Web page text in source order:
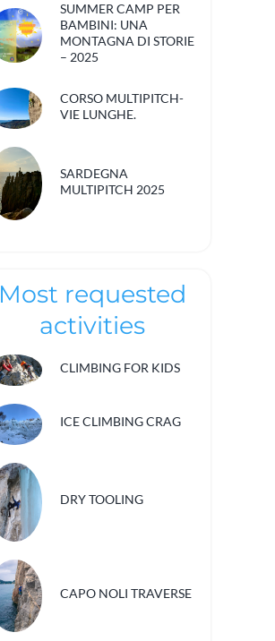
SUMMER CAMP PER
BAMBINI: UNA
MONTAGNA DI STORIE
– 2025
CORSO MULTIPITCH-
VIE LUNGHE.
SARDEGNA
MULTIPITCH 2025
Most requested
activities
CLIMBING FOR KIDS
ICE CLIMBING CRAG
DRY TOOLING
CAPO NOLI TRAVERSE